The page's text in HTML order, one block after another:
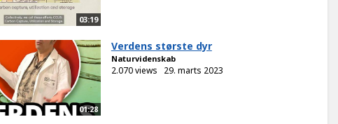
03:19
01:28
Verdens største dyr
Naturvidenskab
2.070 views 29. marts 2023